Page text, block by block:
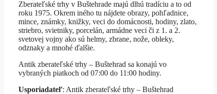
Zberateľské trhy v Buštehrade majú dlhú tradíciu a to od
roku 1975. Okrem iného tu nájdete obrazy, pohľadnice,
mince, známky, knižky, veci do domácnosti, hodiny, zlato,
striebro, svietniky, porcelán, armádne veci či z 1. a 2.
svetovej vojny ako sú helmy, zbrane, nože, obleky,
odznaky a mnohé ďalšie.
Antik zberateľské trhy – Buštehrad sa konajú vo
vybraných piatkoch od 07:00 do 11:00 hodiny.
Usporiadateľ: Antik zberateľské trhy – Buštehrad